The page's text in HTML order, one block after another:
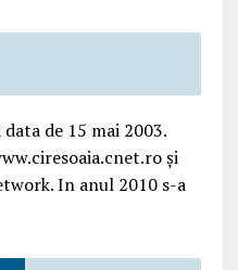
de 15 mai 2003.
și
In anul 2010 s-a